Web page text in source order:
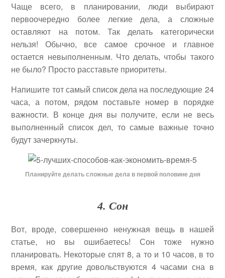
Чаще всего, в планировании, люди выбирают
первоочередно более легкие дела, а сложные
оставляют на потом. Так делать категорически
нельзя! Обычно, все самое срочное и главное
остается невыполненным. Что делать, чтобы такого
не было? Просто расставьте приоритеты.
Напишите тот самый список дела на последующие 24
часа, а потом, рядом поставьте номер в порядке
важности. В конце дня вы получите, если не весь
выполненный список дел, то самые важные точно
будут зачеркнуты.
Планируйте делать сложные дела в первой половине дня
4. Сон
Вот, вроде, совершенно ненужная вещь в нашей
статье, но вы ошибаетесь! Сон тоже нужно
планировать. Некоторые спят 8, а то и 10 часов, в то
время, как другие довольствуются 4 часами сна в